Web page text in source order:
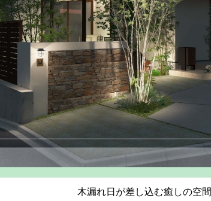
木漏れ日が差し込む癒しの空間